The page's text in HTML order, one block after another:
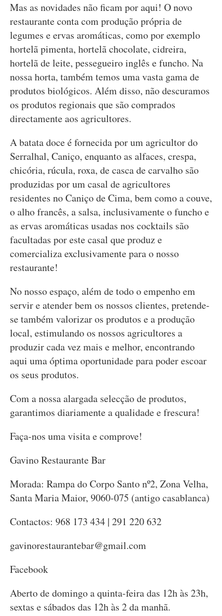
Mas as novidades não ficam por aqui! O novo
restaurante conta com produção própria de
legumes e ervas aromáticas, como por exemplo
hortelã pimenta, hortelã chocolate, cidreira,
hortelã de leite, pessegueiro inglês e funcho. Na
nossa horta, também temos uma vasta gama de
produtos biológicos. Além disso, não descuramos
os produtos regionais que são comprados
directamente aos agricultores.
A batata doce é fornecida por um agricultor do
Serralhal, Caniço, enquanto as alfaces, crespa,
chicória, rúcula, roxa, de casca de carvalho são
produzidas por um casal de agricultores
residentes no Caniço de Cima, bem como a couve,
o alho francês, a salsa, inclusivamente o funcho e
as ervas aromáticas usadas nos cocktails são
facultadas por este casal que produz e
comercializa exclusivamente para o nosso
restaurante!
No nosso espaço, além de todo o empenho em
servir e atender bem os nossos clientes, pretende-
se também valorizar os produtos e a produção
local, estimulando os nossos agricultores a
produzir cada vez mais e melhor, encontrando
aqui uma óptima oportunidade para poder escoar
os seus produtos.
Com a nossa alargada selecção de produtos,
garantimos diariamente a qualidade e frescura!
Faça-nos uma visita e comprove!
Gavino Restaurante Bar
Morada: Rampa do Corpo Santo nº2, Zona Velha,
Santa Maria Maior, 9060-075 (antigo casablanca)
Contactos: 968 173 434 | 291 220 632
gavinorestaurantebar@gmail.com
Facebook
Aberto de domingo a quinta-feira das 12h às 23h,
sextas e sábados das 12h às 2 da manhã.